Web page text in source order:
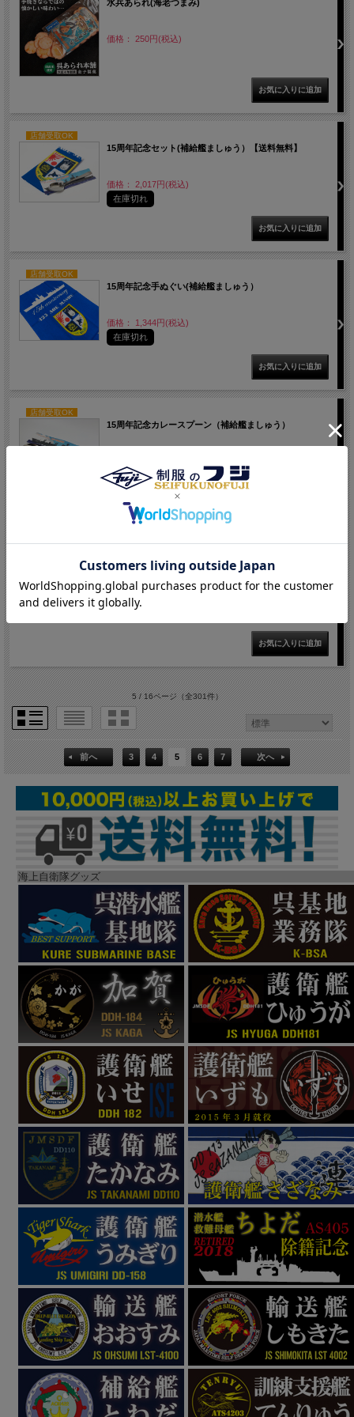
水兵あられ(海老つまみ)
価格： 250円(税込)
店舗受取OK
15周年記念セット(補給艦ましゅう）【送料無料】
価格： 2,017円(税込)
在庫切れ
店舗受取OK
15周年記念手ぬぐい(補給艦ましゅう）
価格： 1,344円(税込)
在庫切れ
店舗受取OK
15周年記念カレースプーン（補給艦ましゅう）
在庫切れ
缶バッチZ旗
価格： 220円(税込)
5 / 16ページ（全301件）
前へ 3 4 5 6 7 次へ
海上自衛隊グッズ